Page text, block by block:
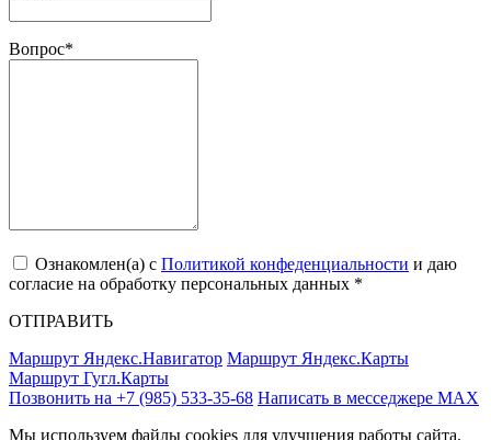
Вопрос*
Ознакомлен(a) с Политикой конфеденциальности и даю
согласие на обработку персональных данных *
ОТПРАВИТЬ
Маршрут Яндекс.Навигатор Маршрут Яндекс.Карты
Маршрут Гугл.Карты
Позвонить на +7 (985) 533-35-68 Написать в месседжере МАХ
Мы используем файлы cookies для улучшения работы сайта.